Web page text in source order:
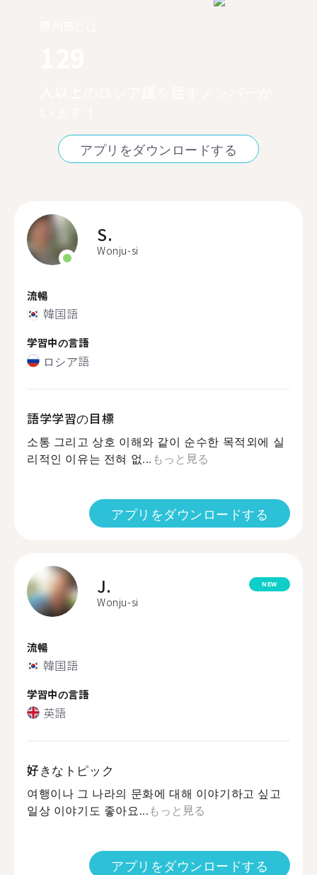
アプリをダウンロードする
S.
Wonju-si
流暢
韓国語
学習中の言語
ロシア語
語学学習の目標
소통 그리고 상호 이해와 같이 순수한 목적외에 실
리적인 이유는 전혀 없... もっと見る
アプリをダウンロードする
J.
Wonju-si
NEW
流暢
韓国語
学習中の言語
英語
好きなトピック
여행이나 그 나라의 문화에 대해 이야기하고 싶고
일상 이야기도 좋아요...もっと見る
アプリをダウンロードする